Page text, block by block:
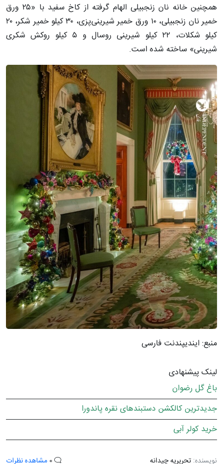
همچنین خانه نان زنجبیلی الهام گرفته از کاخ سفید با «۲۵ ورق
خمیر نان زنجبیلی، ۱۰ ورق خمیر شیرینی‌پزی، ۳۰ کیلو خمیر شکر، ۲۰
کیلو شکلات، ۲۲ کیلو شیرینی روسال و ۵ کیلو روکش شکری
شیرینی» ساخته شده است.
منبع: ایندیپندنت فارسی
لینک پیشنهادی
باغ گل رضوان
جدیدترین کالکشن دستبندهای نقره پاندورا
خرید کولر آبی
نویسنده: تحریریه چیدانه مشاهده نظرات